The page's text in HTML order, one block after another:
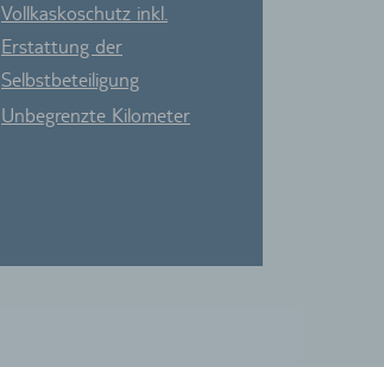
Vollkaskoschutz inkl.
Erstattung der
Selbstbeteiligung
Unbegrenzte Kilometer